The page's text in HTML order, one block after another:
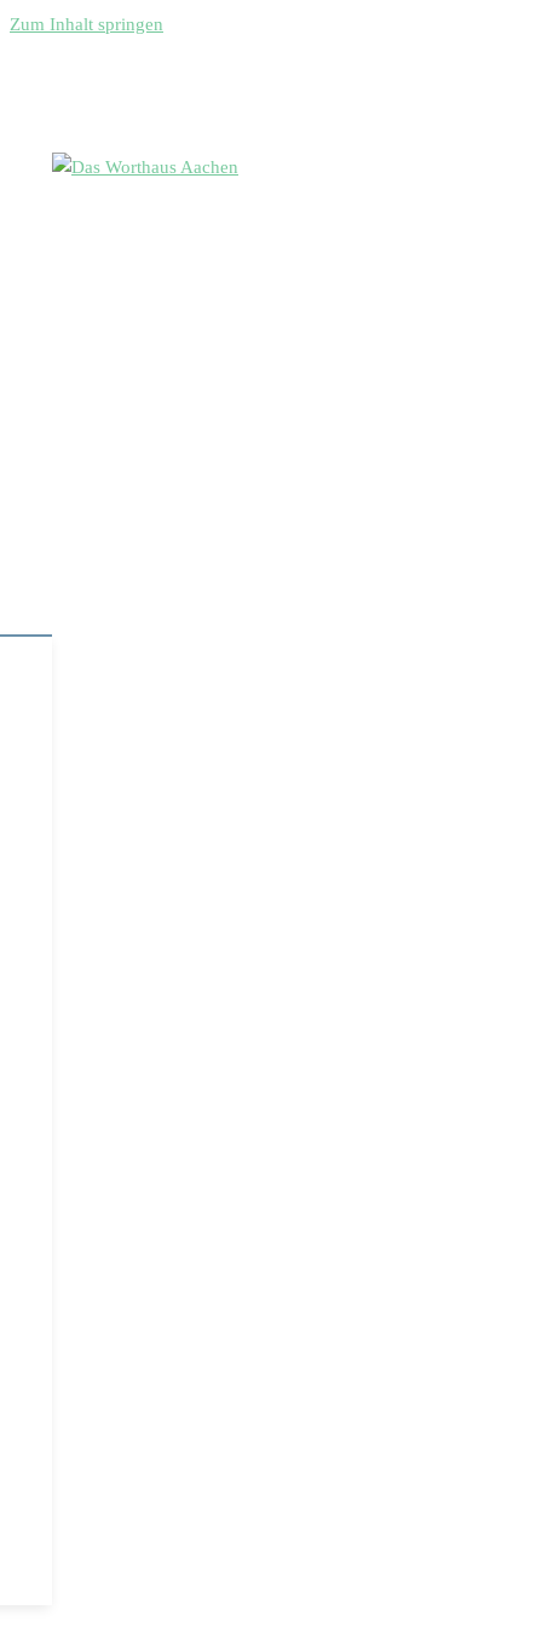
Zum Inhalt springen